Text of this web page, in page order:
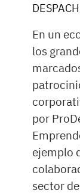
En un
los
por
ejemplo
sector